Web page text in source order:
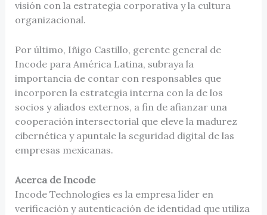
visión con la estrategia corporativa y la cultura
organizacional.
Por último, Iñigo Castillo, gerente general de
Incode para América Latina, subraya la
importancia de contar con responsables que
incorporen la estrategia interna con la de los
socios y aliados externos, a fin de afianzar una
cooperación intersectorial que eleve la madurez
cibernética y apuntale la seguridad digital de las
empresas mexicanas.
Acerca de Incode
Incode Technologies es la empresa líder en
verificación y autenticación de identidad que utiliza